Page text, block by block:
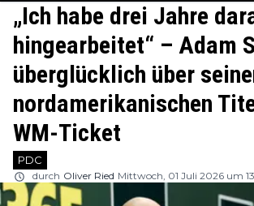
„Ich habe drei Jahre
hingearbeitet“ – Adam
überglücklich über
nordamerikanischen
WM-Ticket
PDC
durch Oliver Ried Mittwoch, 01 Juli 2026 um